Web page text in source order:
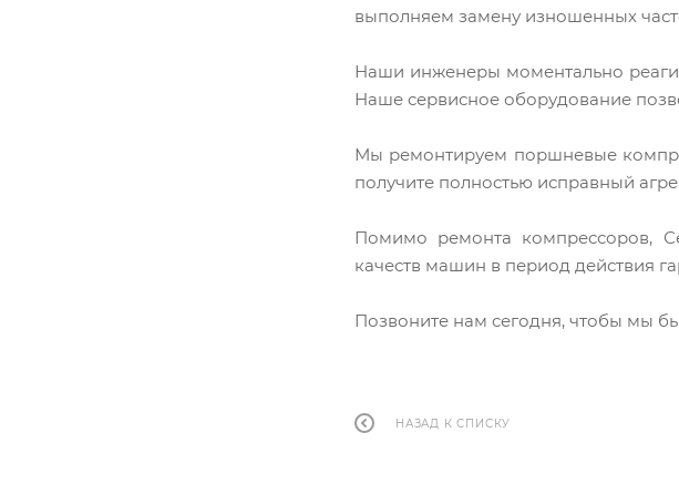
выполняем замену изношенных
Наши инженеры моментально
Наше сервисное оборудование
Мы ремонтируем поршневые
получите полностью исправный
Помимо ремонта компрессоров,
качеств машин в период действия
Позвоните нам сегодня, чтобы мы
НАЗАД К СПИСКУ